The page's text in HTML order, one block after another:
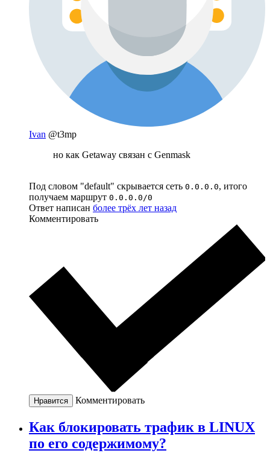
Ivan @t3mp
но как Getaway связан с Genmask
Под словом "default" скрывается сеть 0.0.0.0, итого
получаем маршрут 0.0.0.0/0
Ответ написан более трёх лет назад
Комментировать
Нравится Комментировать
Как блокировать трафик в LINUX
по его содержимому?